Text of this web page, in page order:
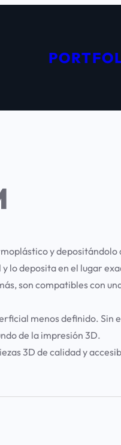
y
lo deposita en el lugar
son compatibles con
menos definido. Sin
de la impresión 3D.
3D de calidad y